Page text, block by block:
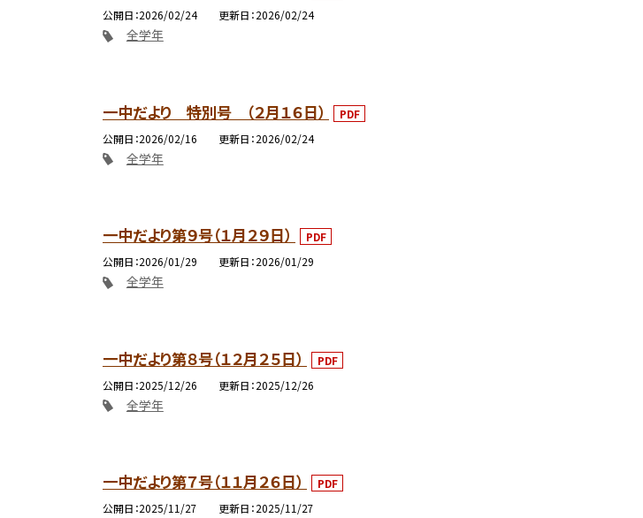
公開日 2026/02/24 更新日 2026/02/24
全学年
一中だより 特別号 （２月１６日）
PDF
公開日 2026/02/16 更新日 2026/02/24
全学年
一中だより第９号（１月２９日）
PDF
公開日 2026/01/29 更新日 2026/01/29
全学年
一中だより第８号（１２月２５日）
PDF
公開日 2025/12/26 更新日 2025/12/26
全学年
一中だより第７号（１１月２６日）
PDF
公開日 2025/11/27 更新日 2025/11/27